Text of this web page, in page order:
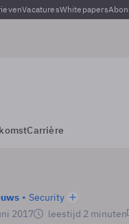
VacaturesWhitepapers
Carrière
Security
2017
leestijd 2 minuten